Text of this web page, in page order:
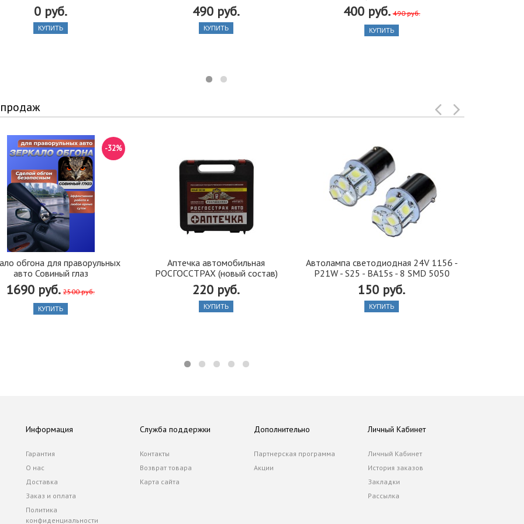
0 руб.
КУПИТЬ
490 руб.
КУПИТЬ
400 руб. 490 руб.
КУПИТЬ
обгона для праворульных
авто Совиный глаз
1690 руб. 2500 руб.
-32%
КУПИТЬ
Аптечка автомобильная
РОСГОССТРАХ (новый состав)
220 руб.
КУПИТЬ
Автолампа cветодиодная 24V 1156 -
P21W - S25 - BA15s - 8 SMD 5050
150 руб.
КУПИТЬ
Информация
Гарантия
О нас
Доставка
Заказ и оплата
Политика
конфиденциальности
Служба поддержки
Контакты
Возврат товара
Карта сайта
Дополнительно
Партнерская программа
Акции
Личный Кабинет
Личный Кабинет
История заказов
Закладки
Рассылка